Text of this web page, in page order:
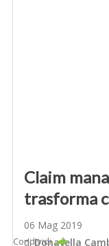
Claim
trasforma
06 Mag 2019
diDonatella
Condividi